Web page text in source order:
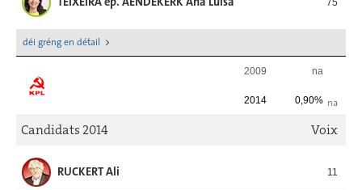
75
déi gréng en détail
2009 na
na
2014 0,90%
Candidats 2014 Voix
RUCKERT Ali 11